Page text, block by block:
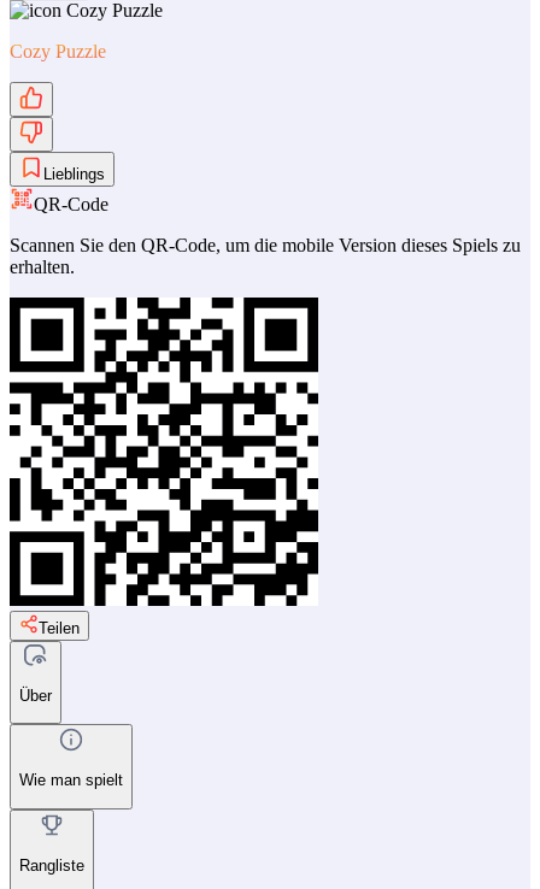
Cozy Puzzle
Lieblings
QR-Code
Scannen Sie den QR-Code, um die mobile Version dieses Spiels zu
erhalten.
Teilen
Über
Wie man spielt
Rangliste